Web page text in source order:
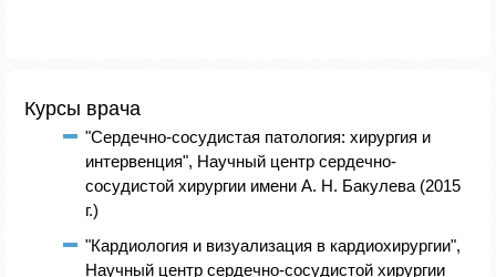
Курсы врача
"Сердечно-сосудистая патология: хирургия и
интервенция", Научный центр сердечно-
сосудистой хирургии имени А. Н. Бакулева (2015
г.)
"Кардиология и визуализация в кардиохирургии",
Научный центр сердечно-сосудистой хирургии